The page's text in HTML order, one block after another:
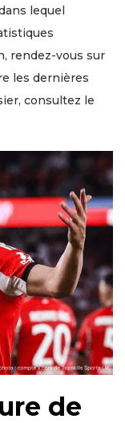
lequel
rendez-vous sur
les dernières
consultez le
de